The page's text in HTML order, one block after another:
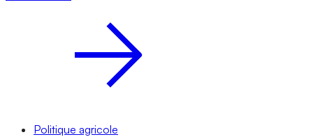
Politique agricole